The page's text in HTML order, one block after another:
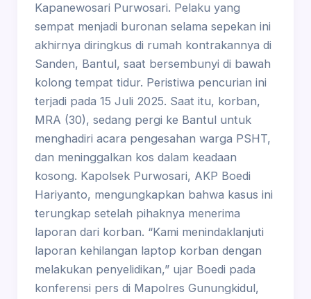
Kapanewosari Purwosari. Pelaku yang
sempat menjadi buronan selama sepekan ini
akhirnya diringkus di rumah kontrakannya di
Sanden, Bantul, saat bersembunyi di bawah
kolong tempat tidur. Peristiwa pencurian ini
terjadi pada 15 Juli 2025. Saat itu, korban,
MRA (30), sedang pergi ke Bantul untuk
menghadiri acara pengesahan warga PSHT,
dan meninggalkan kos dalam keadaan
kosong. Kapolsek Purwosari, AKP Boedi
Hariyanto, mengungkapkan bahwa kasus ini
terungkap setelah pihaknya menerima
laporan dari korban. “Kami menindaklanjuti
laporan kehilangan laptop korban dengan
melakukan penyelidikan,” ujar Boedi pada
konferensi pers di Mapolres Gunungkidul,